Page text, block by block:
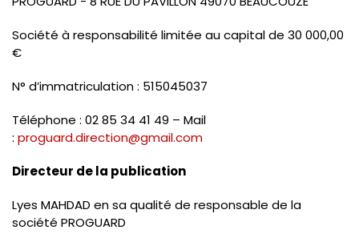
Société à responsabilité limitée au capital de 30 000,00
€
N° d’immatriculation : 515045037
Téléphone : 02 85 34 41 49 – Mail
: proguard.direction@gmail.com
Directeur de la publication
Lyes MAHDAD en sa qualité de responsable de la
société PROGUARD